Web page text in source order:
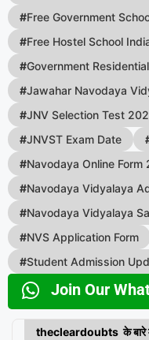
#Free Government
#Free Hostel School
#Government
#Jawahar Navodaya
#JNV Selection Test
#JNVST Exam Date
#Navodaya Online Form
#Navodaya Vidyalaya
#Navodaya Vidyalaya
#NVS Application Form
#Student Admission
Join Our
thecleardoubts के बारे